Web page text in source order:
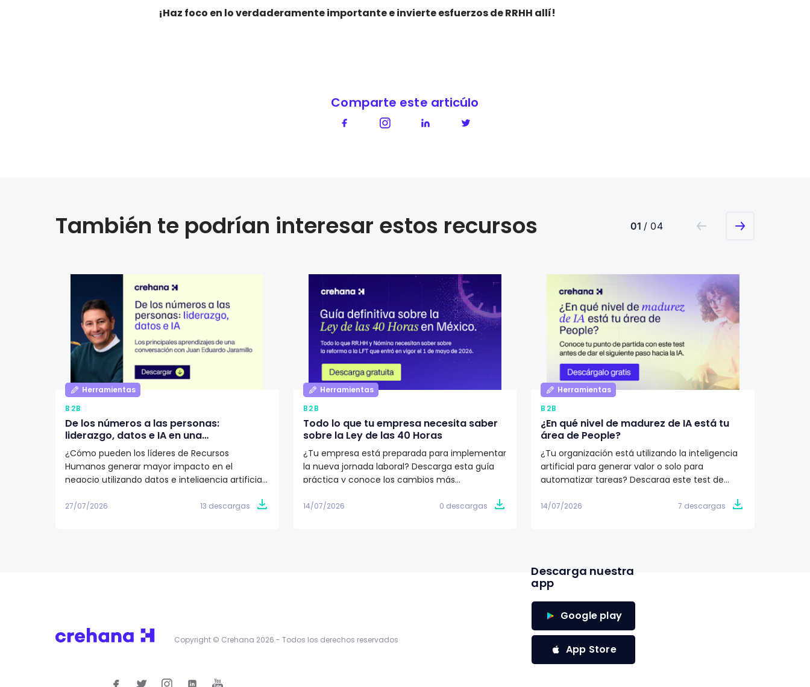
¡Haz foco en lo verdaderamente importante e invierte esfuerzos de RRHH allí!
Comparte este articúlo
También te podrían interesar estos recursos 01 / 04
Herramientas
B2B
De los números a las personas:
liderazgo, datos e IA en una
organización según Juan Eduardo
Jaramillo
¿Cómo pueden los líderes de Recursos
Humanos generar mayor impacto en el
negocio utilizando datos e inteligencia artificial?
visión de Juan Eduardo Jaramillo, VP de Talento
27/07/2026 13 descargas
Herramientas
B2B
Todo lo que tu empresa necesita saber
sobre la Ley de las 40 Horas
¿Tu empresa está preparada para implementar
la nueva jornada laboral? Descarga esta guía
práctica y conoce los cambios más
calendario de implementación y las acciones
14/07/2026 0 descargas
Herramientas
B2B
¿En qué nivel de madurez de IA está tu
área de People?
¿Tu organización está utilizando la inteligencia
artificial para generar valor o solo para
automatizar tareas? Descarga este test de
encuentra tu área de People. Obtén un plan de
14/07/2026 7 descargas
Copyright © Crehana 2026 - Todos los derechos reservados
Descarga nuestra
app
Google play
App Store